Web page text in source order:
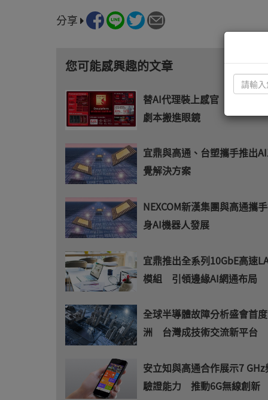
分享
您可能感興趣的文章
替AI代理裝上感官 高通把
劇本搬進眼鏡
宜鼎與高通、台塑攜手推出
覺解決方案
NEXCOM新漢集團與高通攜
身AI機器人發展
宜鼎推出全系列10GbE高速
模組 引領邊緣AI網通布局
全球半導體故障分析盛會首
洲 台灣成技術交流新平台
安立知與高通合作展示7
驗證能力 推動6G無線創新